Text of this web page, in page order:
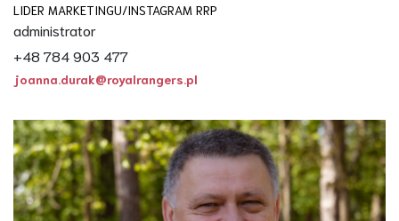
LIDER MARKETINGU/INSTAGRAM RRP
administrator
+48 784 903 477
joanna.durak@royalrangers.pl